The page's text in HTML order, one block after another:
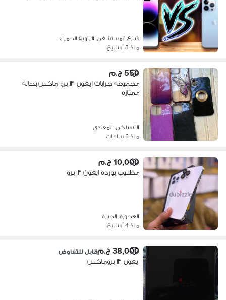
شارع المستشفى، الزاوية الحمراء
منذ 3 أسابيع
550 ج.م
مجموعه جرابات ايفون ١٣ برو ماكس بحالة
ممتازة
اللاسلكي، المعادي
منذ 5 ساعات
10,000 ج.م
مطلوب بوردة ايفون ١٣ برو
العجوزة، الجيزة
منذ 4 أسابيع
38,000 ج.م قابل للتفاوض
ايفون ١٣ بروماكس